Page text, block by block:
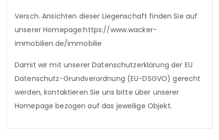
Versch. Ansichten dieser Liegenschaft finden Sie auf
unserer Homepage:https://www.wacker-
immobilien.de/immobilie
Damit wir mit unserer Datenschutzerklärung der EU
Datenschutz-Grundverordnung (EU-DSGVO) gerecht
werden, kontaktieren Sie uns bitte über unserer
Homepage bezogen auf das jeweilige Objekt.